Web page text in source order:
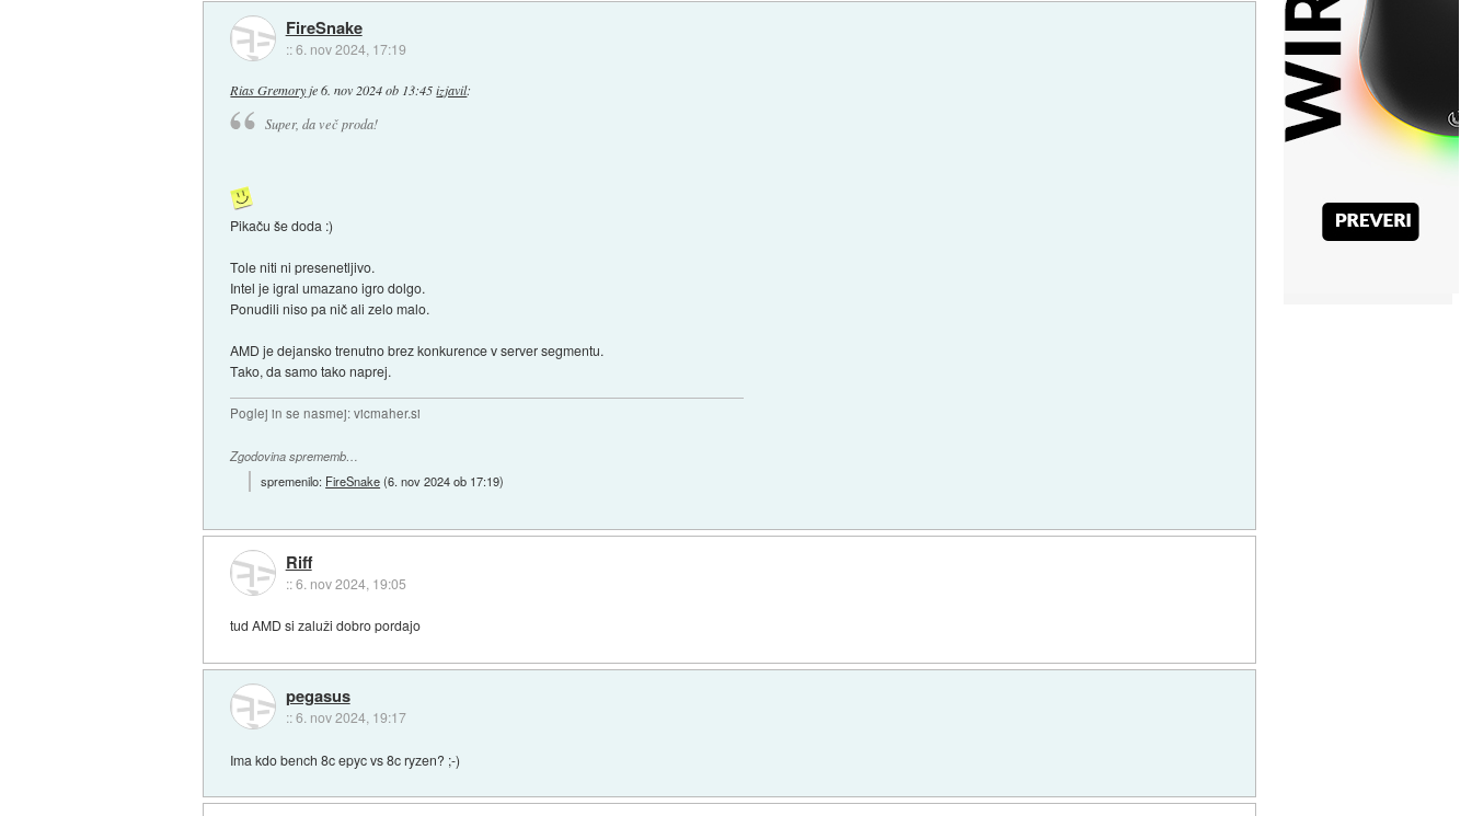
FireSnake
::6. nov 2024, 17:19
Rias Gremoryje6. nov 2024 ob 13:45 izjavil:
Super, da več proda!
Pikaču še doda :)
Tole niti ni presenetljivo.
Intel je igral umazano igro dolgo.
Ponudili niso pa nič ali zelo malo.
AMD je dejansko trenutno brez konkurence v server segmentu.
Tako, da samo tako naprej.
Poglej in se nasmej: vicmaher.si
Zgodovina sprememb…
spremenilo: FireSnake(6. nov 2024 ob 17:19)
Riff
::6. nov 2024, 19:05
tud AMD si zaluži dobro pordajo
pegasus
::6. nov 2024, 19:17
Ima kdo bench 8c epyc vs 8c ryzen? ;-)